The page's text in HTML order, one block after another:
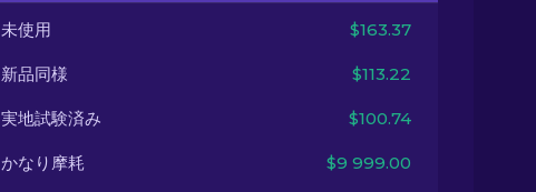
未使用 $163.37
新品同様 $113.22
実地試験済み $100.74
かなり摩耗 $9 999.00